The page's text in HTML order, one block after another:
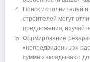
Поиск исполнителей
строителей могут
предложения,
Формирование
«непредвиденных»
сумме закладывают